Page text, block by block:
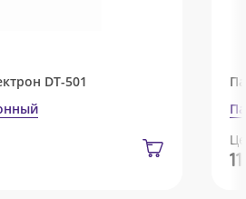
DT-501
11